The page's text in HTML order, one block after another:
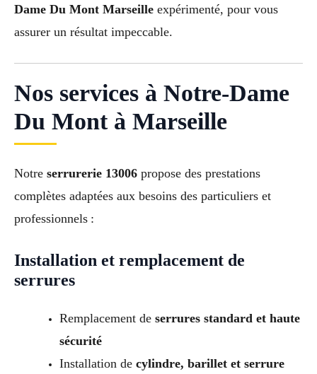
Dame Du Mont Marseille expérimenté, pour vous
assurer un résultat impeccable.
Nos services à Notre-Dame
Du Mont à Marseille
Notre serrurerie 13006 propose des prestations
complètes adaptées aux besoins des particuliers et
professionnels :
Installation et remplacement de
serrures
Remplacement de serrures standard et haute
sécurité
Installation de cylindre, barillet et serrure